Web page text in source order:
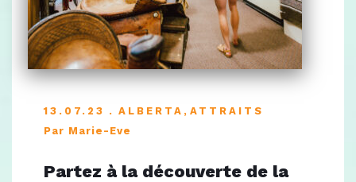
13.07.23 ALBERTA , ATTRAITS
Par Marie-Eve
Partez à la découverte de la